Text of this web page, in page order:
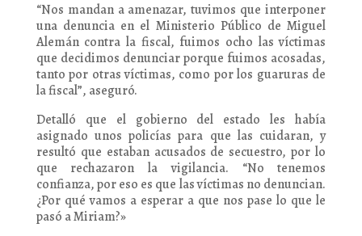
“Nos mandan a amenazar, tuvimos que interponer
una denuncia en el Ministerio Público de Miguel
Alemán contra la fiscal, fuimos ocho las víctimas
que decidimos denunciar porque fuimos acosadas,
tanto por otras víctimas, como por los guaruras de
la fiscal”, aseguró.
Detalló que el gobierno del estado les había
asignado unos policías para que las cuidaran, y
resultó que estaban acusados de secuestro, por lo
que rechazaron la vigilancia. “No tenemos
confianza, por eso es que las víctimas no denuncian.
¿Por qué vamos a esperar a que nos pase lo que le
pasó a Miriam?»